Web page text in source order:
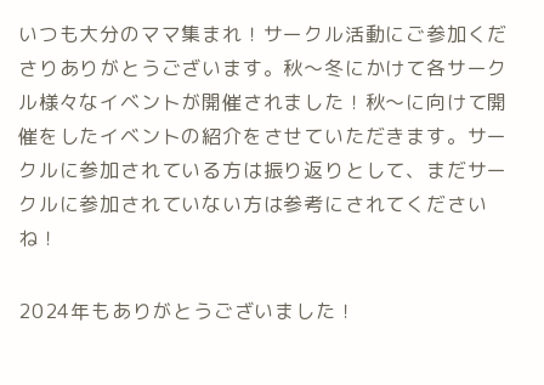
いつも大分のママ集まれ！サークル活動にご参加くだ
さりありがとうございます。秋〜冬にかけて各サーク
ル様々なイベントが開催されました！秋〜に向けて開
催をしたイベントの紹介をさせていただきます。サー
クルに参加されている方は振り返りとして、まだサー
クルに参加されていない方は参考にされてください
ね！
2024年もありがとうございました！